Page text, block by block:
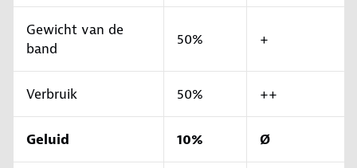
Gewicht van de
band
50% +
Verbruik 50% ++
Geluid 10% Ø